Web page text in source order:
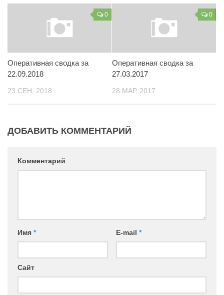
0
Оперативная сводка за
22.09.2018
23 СЕН, 2018
0
Оперативная сводка за
27.03.2017
28 МАР, 2017
ДОБАВИТЬ КОММЕНТАРИЙ
Комментарий
Имя * E-mail *
Сайт